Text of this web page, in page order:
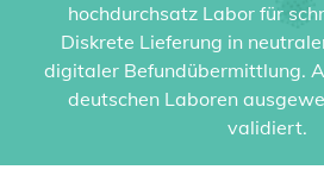
hochdurchsatz Labor für
Diskrete Lieferung in
digitaler Befundübermittlung.
deutschen Laboren
validiert.